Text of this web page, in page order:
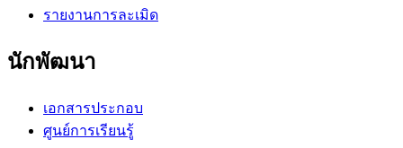
รายงานการละเมิด
นักพัฒนา
เอกสารประกอบ
ศูนย์การเรียนรู้